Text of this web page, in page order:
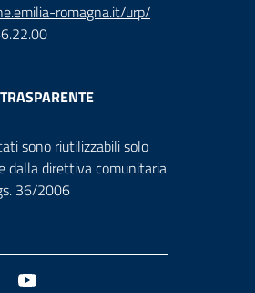
romagna.it/urp/
sono riutilizzabili solo
dalla direttiva comunitaria
36/2006
Twitter